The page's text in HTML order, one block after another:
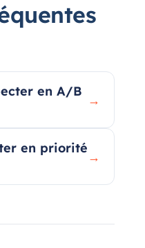
en A/B
→
en priorité
→